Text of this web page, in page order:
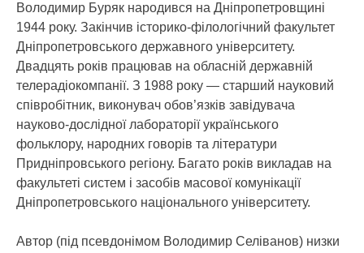
Володимир Буряк народився на Дніпропетровщині
1944 року. Закінчив історико-філологічний факультет
Дніпропетровського державного університету.
Двадцять років працював на обласній державній
телерадіокомпанії. З 1988 року — старший науковий
співробітник, виконувач обов’язків завідувача
науково-дослідної лабораторії українського
фольклору, народних говорів та літератури
Придніпровського регіону. Багато років викладав на
факультеті систем і засобів масової комунікації
Дніпропетровського національного університету.
Автор (під псевдонімом Володимир Селіванов) низки